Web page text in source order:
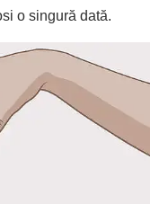
o singură dată.